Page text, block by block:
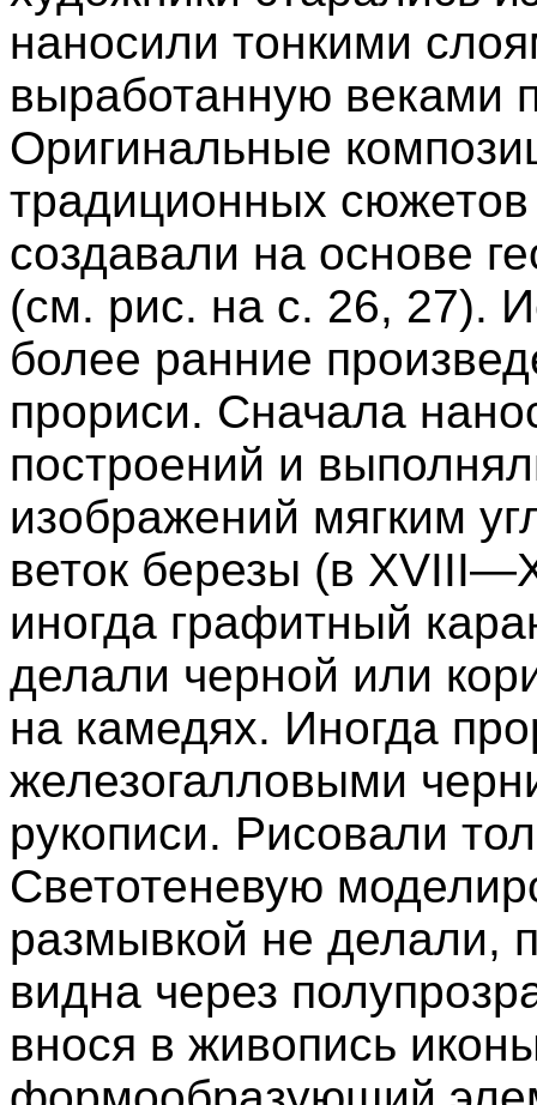
наносили тонкими
выработанную веками
Оригинальные
традиционных
создавали на основе
(см. рис. на с. 26, 27).
более ранние
прориси. Сначала
построений и
изображений мягким
веток березы (в
иногда графитный
делали черной или
на камедях. Иногда
железогалловыми
рукописи. Рисовали
Светотеневую
размывкой не делали,
видна через
внося в живопись